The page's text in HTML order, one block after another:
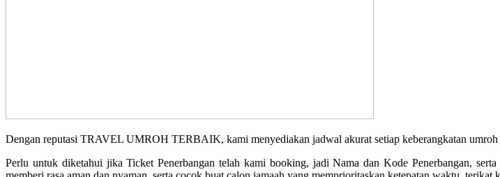
Dengan reputasi TRAVEL UMROH TERBAIK, kami menyediakan jadwal akurat setiap keberangkatan
Perlu untuk diketahui jika Ticket Penerbangan telah kami booking, jadi Nama dan Kode Penerbangan,